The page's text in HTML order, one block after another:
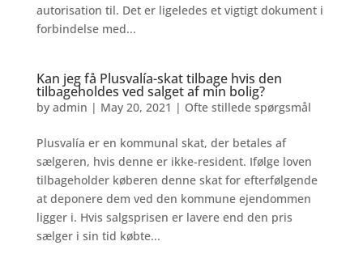
autorisation til. Det er ligeledes et vigtigt dokument i
forbindelse med...
Kan jeg få Plusvalía-skat tilbage hvis den
tilbageholdes ved salget af min bolig?
by admin | May 20, 2021 | Ofte stillede spørgsmål
Plusvalía er en kommunal skat, der betales af
sælgeren, hvis denne er ikke-resident. Ifølge loven
tilbageholder køberen denne skat for efterfølgende
at deponere dem ved den kommune ejendommen
ligger i. Hvis salgsprisen er lavere end den pris
sælger i sin tid købte...